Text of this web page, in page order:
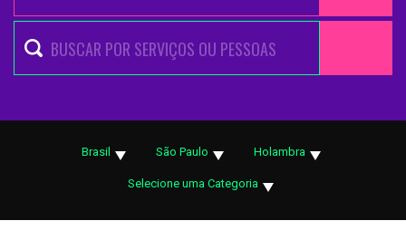
Brasil São Paulo Holambra
Selecione uma Categoria